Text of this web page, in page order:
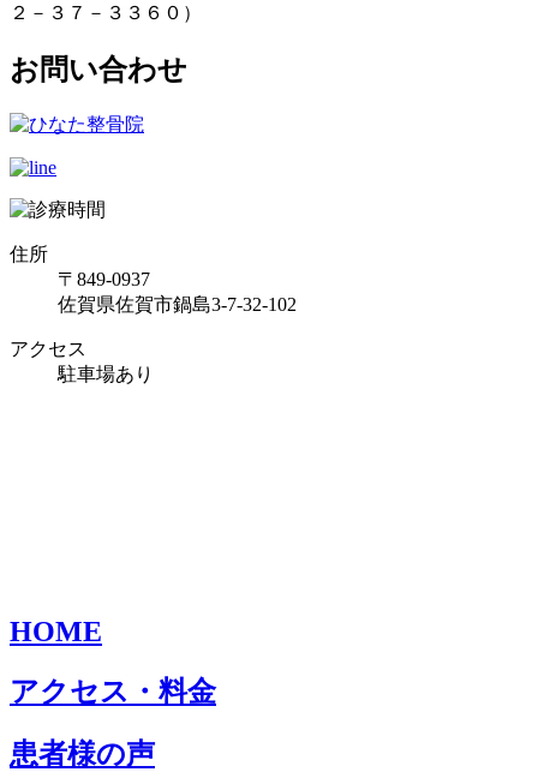
２－３７－３３６０）
お問い合わせ
住所
〒849-0937
佐賀県佐賀市鍋島3-7-32-102
アクセス
駐車場あり
HOME
アクセス・料金
患者様の声